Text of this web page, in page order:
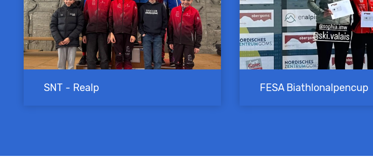
SNT - Realp FESA Biathlonalpencup